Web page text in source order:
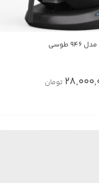
طوسی
تومان